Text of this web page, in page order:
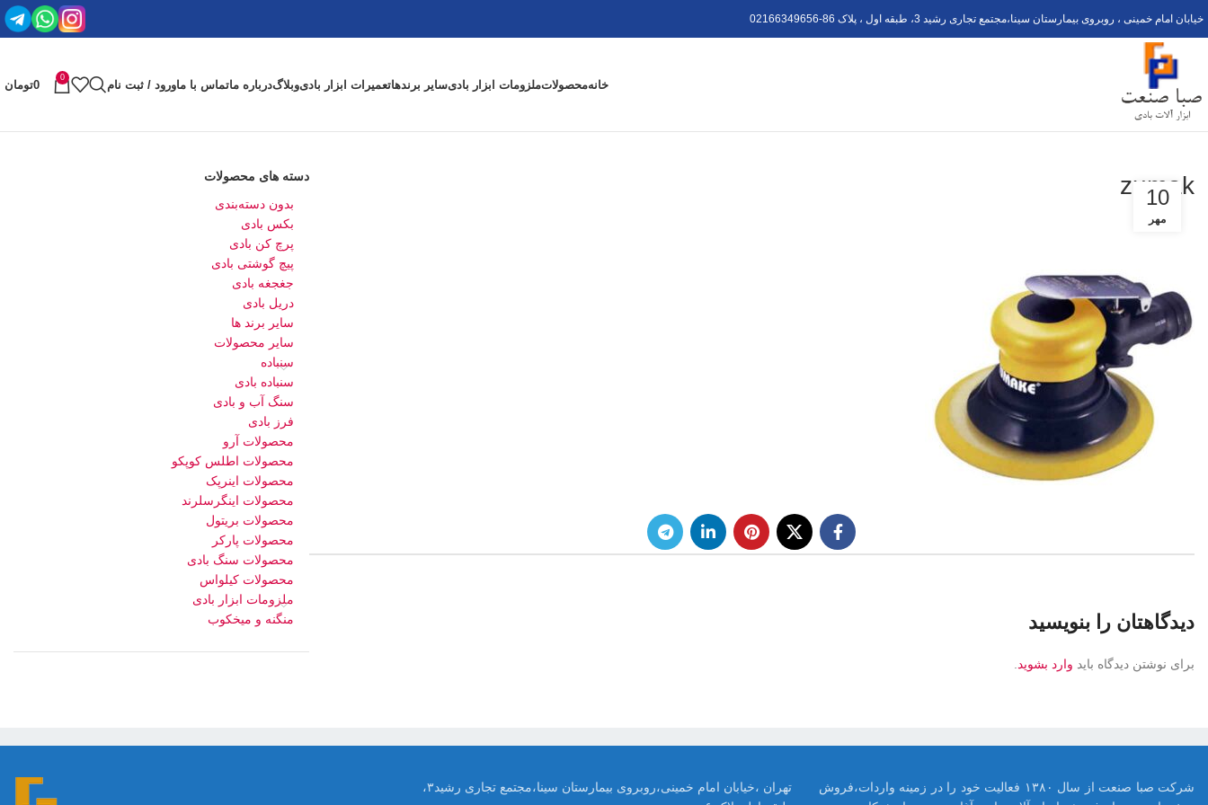
خیابان امام خمینی ، روبروی بیمارستان سینا،مجتمع تجاری رشید 3، طبقه اول ، پلاک 6 02166349656-8
خانهمحصولاتملزومات ابزار بادیسایر برندهاتعمیرات ابزار بادیوبلاگدرباره ماتماس با ماورود / ثبت نام
0
0تومان
zumak
10
مهر
دیدگاهتان را بنویسید
برای نوشتن دیدگاه باید وارد بشوید
دسته های محصولات
بدون دسته‌بندی
بکس بادی
پرچ کن بادی
پیچ گوشتی بادی
جغجغه بادی
دریل بادی
سایر برند ها
سایر محصولات
سنباده
سنباده بادی
سنگ آب و بادی
فرز بادی
محصولات آرو
محصولات اطلس کوپکو
محصولات اینرپک
محصولات اینگرسلرند
محصولات بریتول
محصولات پارکر
محصولات سنگ بادی
محصولات کیلواس
ملزومات ابزار بادی
منگنه و میخکوب
تهران ،خیابان امام خمینی،روبروی بیمارستان سینا،مجتمع تجاری رشید۳،
شرکت صبا صنعت از سال ۱۳۸۰ فعالیت خود را در زمینه واردات،فروش